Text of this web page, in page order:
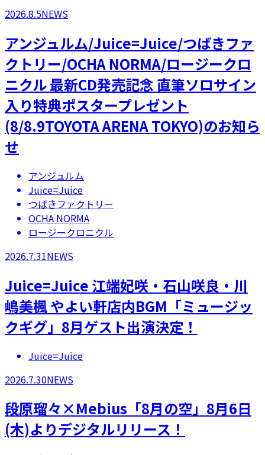
2026.8.5NEWS
アンジュルム/Juice=Juice/つばきファ
クトリー/OCHA NORMA/ロージークロ
ニクル 最新CD発売記念 直筆ソロサイン
入り特典ポスタープレゼント
(8/8.9TOYOTA ARENA TOKYO)のお知ら
せ
アンジュルム
Juice=Juice
つばきファクトリー
OCHA NORMA
ロージークロニクル
2026.7.31NEWS
Juice=Juice 江端妃咲・石山咲良・川
嶋美楓 やよい軒店内BGM「ミュージッ
クギグ」8月ゲスト出演決定！
Juice=Juice
2026.7.30NEWS
段原瑠々×Mebius「8月の空」8月6日
(木)よりデジタルリリース！